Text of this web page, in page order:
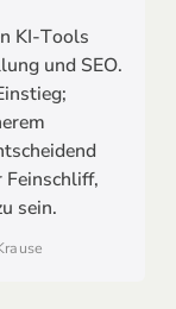
KI-Tools
und SEO.
sein.